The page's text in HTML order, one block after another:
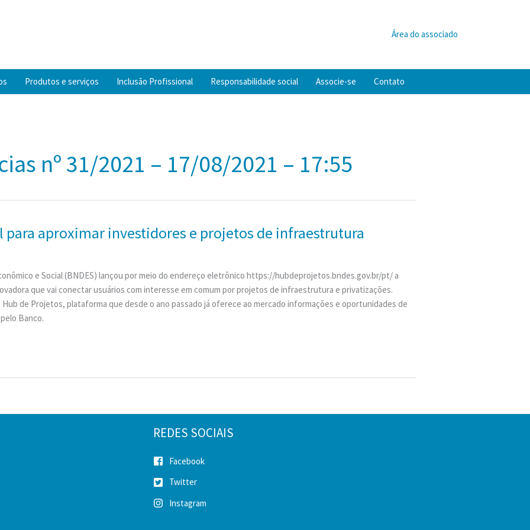
Área do associado
Produtos e serviços Inclusão Profissional Responsabilidade social Associe-se Contato
nº 31/2021 – 17/08/2021 – 17:55
para aproximar investidores e projetos de infraestrutura
e Social (BNDES) lançou por meio do endereço eletrônico https://hubdeprojetos.bndes.gov.br/pt/ a
que vai conectar usuários com interesse em comum por projetos de infraestrutura e privatizações.
Hub de Projetos, plataforma que desde o ano passado já oferece ao mercado informações e oportunidades de
Banco.
REDES SOCIAIS
Facebook
Twitter
Instagram